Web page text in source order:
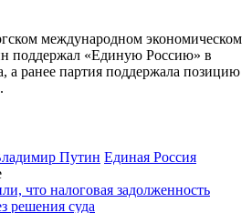
международном экономическом
поддержал «Единую Россию» в
а ранее партия поддержала позицию
Путин Единая Россия